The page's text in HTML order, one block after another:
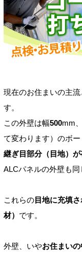
現在のお住まいの主
す。
この外壁は幅500mm
て変わります）のボー
継ぎ目部分（目地）
ALCパネルの外壁も同
これらの目地に充填
材） です。
外壁、いやお住まい